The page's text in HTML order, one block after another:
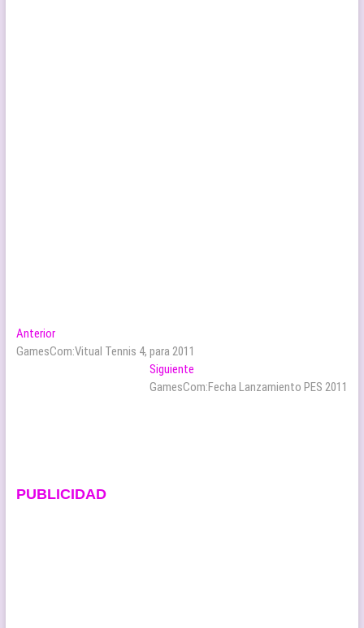
Navegación
de
AnteriorEntrada
anterior:
GamesCom:Vitual Tennis 4, para 2011
Siguiente
siguiente:
GamesCom:Fecha Lanzamiento PES 2011
PUBLICIDAD